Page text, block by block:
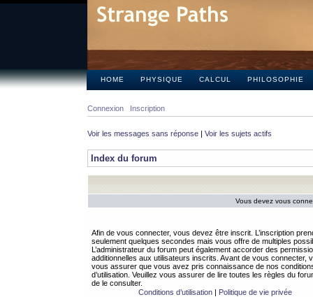
HOME PHYSIQUE CALCUL PHILOSOPHIE
Connexion Inscription
Voir les messages sans réponse | Voir les sujets actifs
Index du forum
Vous devez vous
Afin de vous connecter, vous devez être inscrit. L’inscription
seulement quelques secondes mais vous offre de multiples
L’administrateur du forum peut également accorder des
additionnelles aux utilisateurs inscrits. Avant de vous connecter,
vous assurer que vous avez pris connaissance de nos
d’utilisation. Veuillez vous assurer de lire toutes les règles du
de le consulter.
Conditions d’utilisation| Politique de vie privée